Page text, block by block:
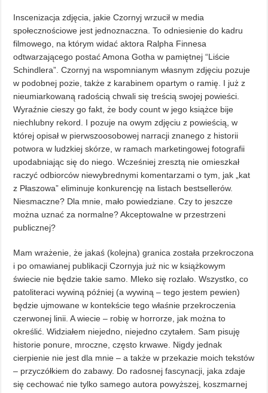
Inscenizacja zdjęcia, jakie Czornyj wrzucił w media
społecznościowe jest jednoznaczna. To odniesienie do kadru
filmowego, na którym widać aktora Ralpha Finnesa
odtwarzającego postać Amona Gotha w pamiętnej “Liście
Schindlera”. Czornyj na wspomnianym własnym zdjęciu pozuje
w podobnej pozie, także z karabinem opartym o ramię. I już z
nieumiarkowaną radością chwali się treścią swojej powieści.
Wyraźnie cieszy go fakt, że body count w jego książce bije
niechlubny rekord. I pozuje na owym zdjęciu z powieścią, w
której opisał w pierwszoosobowej narracji znanego z historii
potwora w ludzkiej skórze, w ramach marketingowej fotografii
upodabniając się do niego. Wcześniej zresztą nie omieszkał
raczyć odbiorców niewybrednymi komentarzami o tym, jak „kat
z Płaszowa” eliminuje konkurencję na listach bestsellerów.
Niesmaczne? Dla mnie, mało powiedziane. Czy to jeszcze
można uznać za normalne? Akceptowalne w przestrzeni
publicznej?
Mam wrażenie, że jakaś (kolejna) granica została przekroczona
i po omawianej publikacji Czornyja już nic w książkowym
świecie nie będzie takie samo. Mleko się rozlało. Wszystko, co
patoliteraci wywiną później (a wywiną – tego jestem pewien)
będzie ujmowane w kontekście tego właśnie przekroczenia
czerwonej linii. A wiecie – robię w horrorze, jak można to
określić. Widziałem niejedno, niejedno czytałem. Sam pisuję
historie ponure, mroczne, często krwawe. Nigdy jednak
cierpienie nie jest dla mnie – a także w przekazie moich tekstów
– przyczółkiem do zabawy. Do radosnej fascynacji, jaka zdaje
się cechować nie tylko samego autora powyższej, koszmarnej